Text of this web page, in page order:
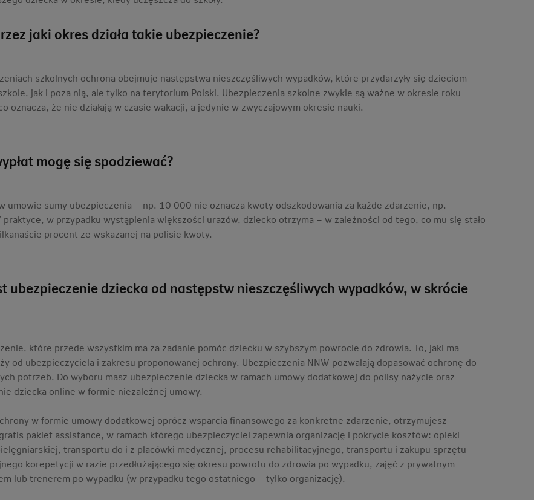
jaki okres działa takie ubezpieczenie?
szkolnych ochrona obejmuje następstwa nieszczęśliwych wypadków, które przydarzyły się dzieciom
jak i poza nią, ale tylko na terytorium Polski. Ubezpieczenia szkolne zwykle są ważne w okresie roku
oznacza, że nie działają w czasie wakacji, a jedynie w zwyczajowym okresie nauki.
mogę się spodziewać?
umowie sumy ubezpieczenia – np. 10 000 nie oznacza kwoty odszkodowania za każde zdarzenie, np.
praktyce, w przypadku wystąpienia większości urazów, dziecko otrzyma – w zależności od tego, co mu się stało
procent ze wskazanej na polisie kwoty.
ubezpieczenie dziecka od następstw nieszczęśliwych wypadków, w skrócie
które przede wszystkim ma za zadanie pomóc dziecku w szybszym powrocie do zdrowia. To, jaki ma
od ubezpieczyciela i zakresu proponowanej ochrony. Ubezpieczenia NNW pozwalają dopasować ochronę do
potrzeb. Do wyboru masz ubezpieczenie dziecka w ramach umowy dodatkowej do polisy nażycie oraz
dziecka online w formie niezależnej umowy.
w formie umowy dodatkowej oprócz wsparcia finansowego za konkretne zdarzenie, otrzymujesz
pakiet assistance, w ramach którego ubezpieczyciel zapewnia organizację i pokrycie kosztów: opieki
transportu do i z placówki medycznej, procesu rehabilitacyjnego, transportu i zakupu sprzętu
korepetycji w razie przedłużającego się okresu powrotu do zdrowia po wypadku, zajęć z prywatnym
lub trenerem po wypadku (w przypadku tego ostatniego – tylko organizację).